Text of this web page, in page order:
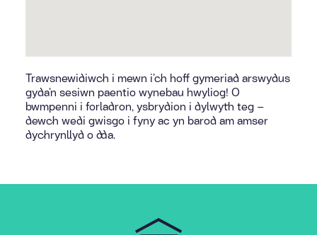
Trawsnewidiwch i mewn i’ch hoff gymeriad arswydus
gyda’n sesiwn paentio wynebau hwyliog! O
bwmpenni i forladron, ysbrydion i dylwyth teg –
dewch wedi gwisgo i fyny ac yn barod am amser
dychrynllyd o dda.